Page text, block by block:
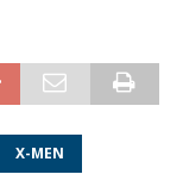
X-MEN